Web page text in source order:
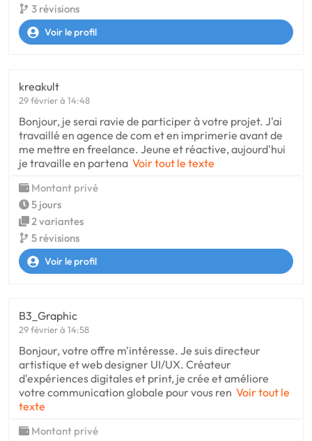
3 révisions
Voir le profil
kreakult
29 février à 14:48
Bonjour, je serai ravie de participer à votre projet. J'ai
travaillé en agence de com et en imprimerie avant de
me mettre en freelance. Jeune et réactive, aujourd'hui
je travaille en partena Voir tout le texte
Montant privé
5 jours
2 variantes
5 révisions
Voir le profil
B3_Graphic
29 février à 14:58
Bonjour, votre offre m'intéresse. Je suis directeur
artistique et web designer UI/UX. Créateur
d'expériences digitales et print, je crée et améliore
votre communication globale pour vous ren Voir tout le
texte
Montant privé